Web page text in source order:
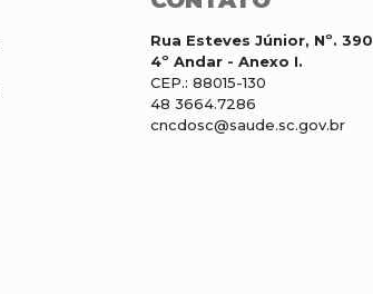
Rua Esteves Júnior, Nº. 390
4º Andar - Anexo I.
CEP.: 88015-130
48 3664.7286
cncdosc@saude.sc.gov.br